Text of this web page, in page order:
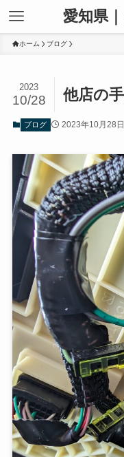
愛知県
ホーム ブログ
他店の
2023
10/28
ブログ 2023年10月28日